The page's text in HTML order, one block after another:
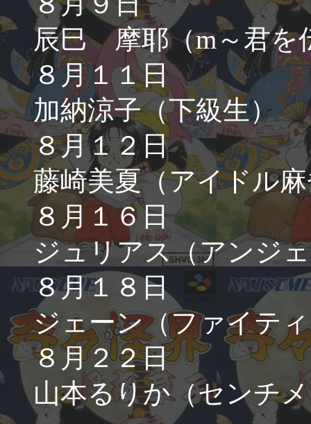
辰巳 摩耶（m～君を
８月１１日
加納涼子（下級生）
８月１２日
藤崎美夏（アイドル
８月１６日
ジュリアス（アンジ
８月１８日
ジェーン（ファイテ
８月２２日
山本るりか（センチ